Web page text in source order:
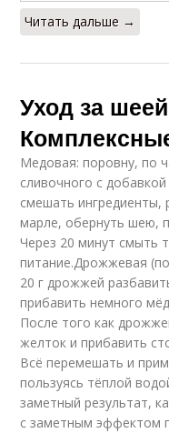
Читать дальше →
Уход за
Медовая: поровну, по
сливочного с
смешать ингредиенты,
марле, обернуть шею,
Через 20 минут смыть
питание.Дрожжевая
20 г дрожжей
прибавить немного
После того как
желток и прибавить
Всё перемешать и
пользуясь тёплой
заметный результат,
с заметным эффектом